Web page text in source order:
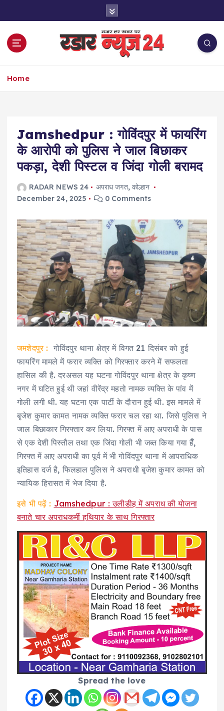
Home
Jamshedpur : गोविंदपुर में फायरिंग
के आरोपी को पुलिस ने जाल बिछाकर
पकड़ा, देशी पिस्टल व जिंदा गोली बरामद
RADAR NEWS 24 अपराध जगत, कोल्हान
December 24, 2025
0 Comments
जमशेदपुर : गोविंदपुर थाना क्षेत्र में विगत 21 दिसंबर को हुई
फायरिंग मामले में फरार व्यक्ति को गिरफ्तार करने में सफलता
हासिल की है. दरअसल यह घटना गोविंदपुर थाना क्षेत्र के कृष्ण
नगर में घटित हुई थी जहां वीरेंद्र महतो नामक व्यक्ति के पांव में
गोली लगी थी. यह घटना एक पार्टी के दौरान हुई थी. इस मामले में
बृजेश कुमार कामत नामक व्यक्ति फरार चल रहा था. जिसे पुलिस ने
जाल बिछाकार गिरफ्तार कर लिया. गिरफ्त में आए अपराधी के पास
से एक देशी पिस्तौल तथा एक जिंदा गोली भी जब्त किया गया हैँ,
गिरफ्त में आए अपराधी का पूर्व में भी गोविंदपुर थाना में आपराधिक
इतिहास दर्ज है, फिलहाल पुलिस ने अपराधी बृजेश कुमार कामत को
न्यायिक हिरासत में भेज दिया है.
इसे भी पढ़ें : Jamshedpur : उलीडीह में अपराध की योजना
बनाते चार अपराधकर्मी हथियार के साथ गिरफ्तार
Spread the love